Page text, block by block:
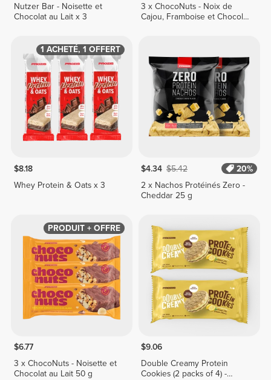
Nutzer Bar - Noisette et
Chocolat au Lait x 3
3 x ChocoNuts - Noix de
Cajou, Framboise et Chocolat
1 ACHETÉ, 1 OFFERT
$8.18
Whey Protein & Oats x 3
$4.34 $5.42
20%
2 x Nachos Protéinés Zero -
Cheddar 25 g
PRODUIT + OFFRE
$6.77
3 x ChocoNuts - Noisette et
Chocolat au Lait 50 g
$9.06
Double Creamy Protein
Cookies (2 packs of 4) -